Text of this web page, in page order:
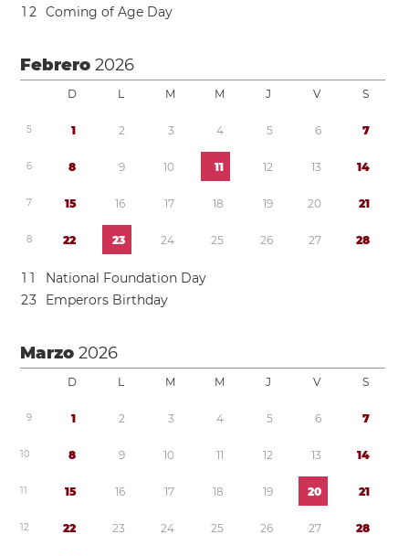
1 2 Coming of Age Day
Febrero2026
D L M M J V S
5 1 2 3 4 5 6 7
6 8 9 10 11 12 13 14
7 15 16 17 18 19 20 21
8 22 23 24 25 26 27 28
1 1
National Foundation Day
23 Emperors Birthday
Marzo2026
D L M M J V S
9 1 2 3 4 5 6 7
10 8 9 10 11 12 13 14
11 15 16 17 18 19 20 21
12 22 23 24 25 26 27 28